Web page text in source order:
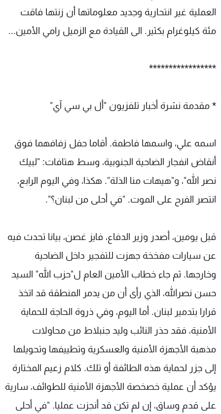
العملية غير انتحارية وجديد معلوماتها أن زنتها فاقت
مئة كيلوغرام بكثير. الى القيادة مع الزميل رامي الأمين...
*****************
* مقدمة نشرة أخبار تلفزيون "أل بي سي آي"
اسمه علي، واسمها فاطمة. أقاما حفل زفافهما فوق
أنقاض انفجار الضاحية الجنوبية، وسط هتافات: "لبيك
نصر الله"، و"هيهات منا الذلة". هكذا، وفي اليوم الرابع،
انتصر الفرح على الموت. "في أحلى من لبنان؟".
قبل يومين، أصدر وزير الدفاع، فايز غصن، بيانا تحدث فيه
عن سيارات مفخخة جهزت للتفجير داخل الضاحية
وخارجها. ثم جاء خطاب الأمين العام ل"حزب الله" السيد
حسن نصرالله، الذي رأى أن من يدمر المنطقة قد اتخذ
قرارا بتدمير لبنان. أما اليوم، وفي ذروة الحاجة للحماية
الأمنية، فقد حذر النائب وليد جنبلاط من محاولات
مذهبة الأجهزة الأمنية والعسكرية وتطييفها وتحويلها
إلى جزر لحماية هذه الطائفة أو تلك. كلام زعيم المختارة
يؤكد أن عملية خصخصة الأجهزة الأمنية للطوائف، سارية
على قدم وساق، إن لم تكن قد أنجزت عمليا. "في أحلى